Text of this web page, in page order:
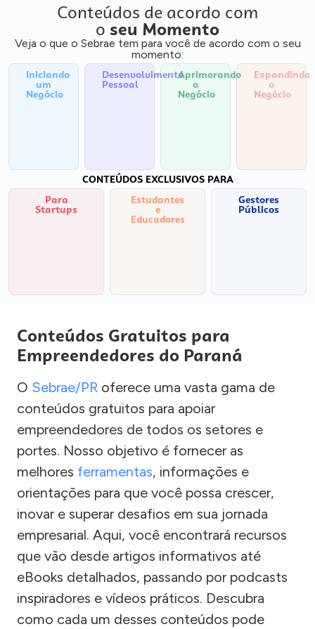
Conteúdos de acordo com
o seu Momento
Veja o que o Sebrae tem para você de acordo com o seu
momento:
Iniciando
um
Negócio
Desenvolvimento
Pessoal
Aprimorando
o
Negócio
Expandindo
o
Negócio
CONTEÚDOS EXCLUSIVOS PARA
Para
Startups
Estudantes
e
Educadores
Gestores
Públicos
Conteúdos Gratuitos para
Empreendedores do Paraná
O Sebrae/PR oferece uma vasta gama de
conteúdos gratuitos para apoiar
empreendedores de todos os setores e
portes. Nosso objetivo é fornecer as
melhores ferramentas, informações e
orientações para que você possa crescer,
inovar e superar desafios em sua jornada
empresarial. Aqui, você encontrará recursos
que vão desde artigos informativos até
eBooks detalhados, passando por podcasts
inspiradores e vídeos práticos. Descubra
como cada um desses conteúdos pode